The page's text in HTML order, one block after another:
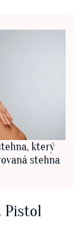
který
stehna
Pistol